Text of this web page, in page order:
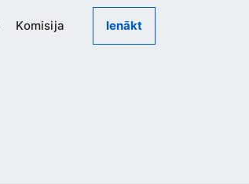
Komisija Ienākt